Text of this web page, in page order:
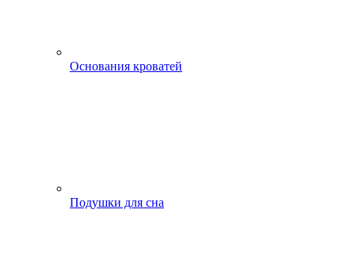
Основания кроватей
Подушки для сна